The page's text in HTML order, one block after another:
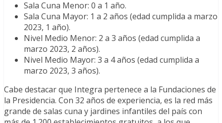
Sala Cuna Menor: 0 a 1 año.
Sala Cuna Mayor: 1 a 2 años (edad cumplida a marzo
2023, 1 año).
Nivel Medio Menor: 2 a 3 años (edad cumplida a
marzo 2023, 2 años).
Nivel Medio Mayor: 3 a 4 años (edad cumplida a
marzo 2023, 3 años).
Cabe destacar que Integra pertenece a la Fundaciones de
la Presidencia. Con 32 años de experiencia, es la red más
grande de salas cuna y jardines infantiles del país con